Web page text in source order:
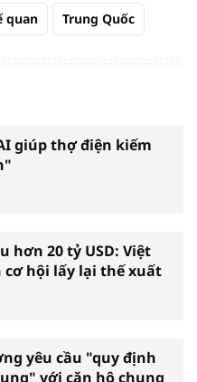
quan Trung Quốc
giúp thợ điện kiếm
hơn 20 tỷ USD: Việt
cơ hội lấy lại thế xuất
yêu cầu "quy định
với căn hộ chung